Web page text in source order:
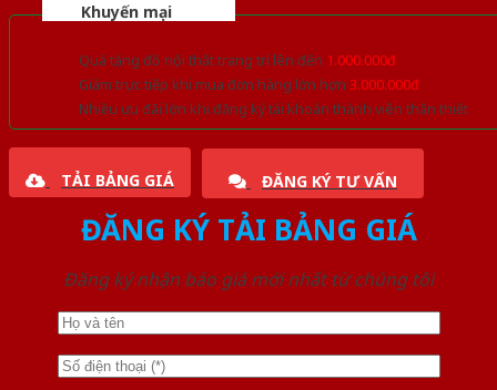
Khuyến mại
Quà tặng đồ nội thất trang trí lên đến 1.000.000đ
Giảm trực tiếp khi mua đơn hàng lớn hơn 3.000.000đ
Nhiều ưu đãi lớn khi đăng ký tài khoản thành viên thân thiết
TẢI BẢNG GIÁ ĐĂNG KÝ TƯ VẤN
ĐĂNG KÝ TẢI BẢNG GIÁ
Đăng ký nhận báo giá mới nhất từ chúng tôi